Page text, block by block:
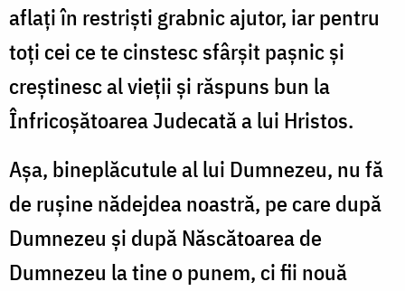
aflaţi în restrişti grabnic ajutor, iar pentru
toţi cei ce te cinstesc sfârşit paşnic şi
creştinesc al vie­ţii şi răspuns bun la
Înfricoşătoarea Judecată a lui Hristos.
Aşa, bineplăcutule al lui Dumnezeu, nu fă
de ruşine nădejdea noastră, pe care după
Dumnezeu şi după Născătoarea de
Dumnezeu la tine o punem, ci fii nouă